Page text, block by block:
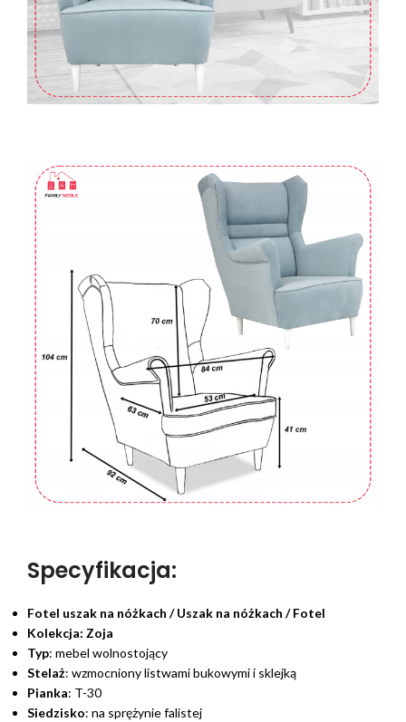
Specyfikacja:
Fotel uszak na nóżkach / Uszak na nóżkach / Fotel
Kolekcja: Zoja
Typ: mebel wolnostojący
Stelaż: wzmocniony listwami bukowymi i sklejką
Pianka: T-30
Siedzisko: na sprężynie falistej